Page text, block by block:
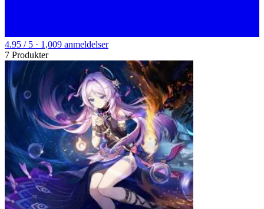
4.95 / 5 · 1,009 anmeldelser
7 Produkter